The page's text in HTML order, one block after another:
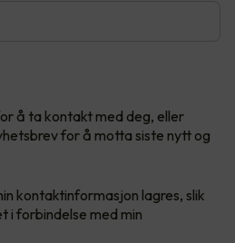
å ta kontakt med deg, eller
for å motta siste nytt og
kontaktinformasjon lagres, slik
i forbindelse med min